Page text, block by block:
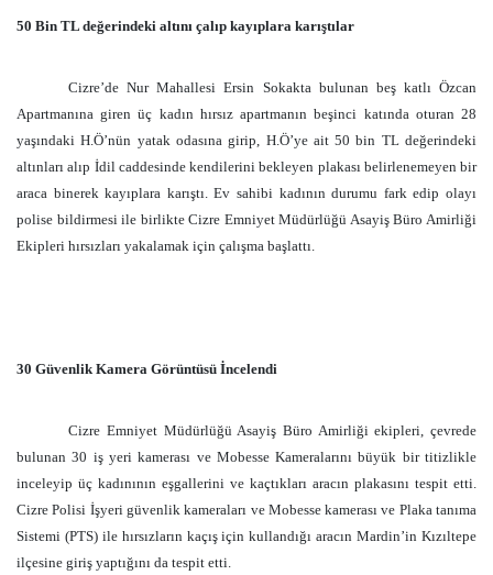
50 Bin TL değerindeki altını çalıp kayıplara karıştılar
Cizre’de Nur Mahallesi Ersin Sokakta bulunan beş katlı Özcan
Apartmanına giren üç kadın hırsız apartmanın beşinci katında oturan 28
yaşındaki H.Ö’nün yatak odasına girip, H.Ö’ye ait 50 bin TL değerindeki
altınları alıp İdil caddesinde kendilerini bekleyen plakası belirlenemeyen bir
araca binerek kayıplara karıştı. Ev sahibi kadının durumu fark edip olayı
polise bildirmesi ile birlikte Cizre Emniyet Müdürlüğü Asayiş Büro Amirliği
Ekipleri hırsızları yakalamak için çalışma başlattı.
30 Güvenlik Kamera Görüntüsü İncelendi
Cizre Emniyet Müdürlüğü Asayiş Büro Amirliği ekipleri, çevrede
bulunan 30 iş yeri kamerası ve Mobesse Kameralarını büyük bir titizlikle
inceleyip üç kadınının eşgallerini ve kaçtıkları aracın plakasını tespit etti.
Cizre Polisi İşyeri güvenlik kameraları ve Mobesse kamerası ve Plaka tanıma
Sistemi (PTS) ile hırsızların kaçış için kullandığı aracın Mardin’in Kızıltepe
ilçesine giriş yaptığını da tespit etti.